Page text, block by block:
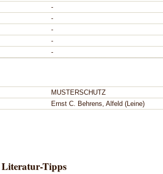
-
-
-
-
-
MUSTERSCHUTZ
Ernst C. Behrens, Alfeld (Leine)
Literatur-Tipps